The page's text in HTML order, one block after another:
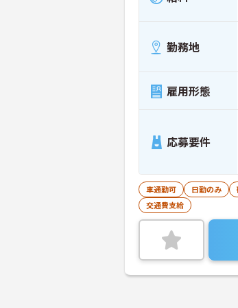
勤務地
雇用形態
応募要件
車通勤可 日勤のみ
交通費支給